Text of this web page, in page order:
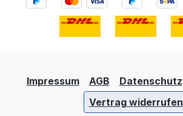
Impressum AGB Datenschutz
Vertrag widerrufen